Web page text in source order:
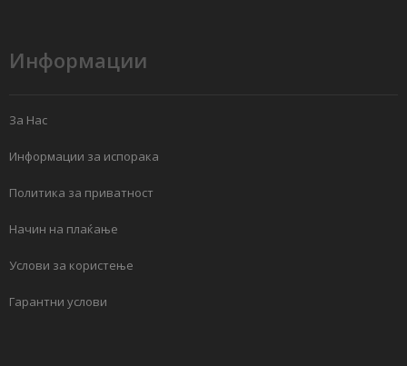
Информации
За Нас
Информации за испорака
Политика за приватност
Начин на плаќање
Услови за користење
Гарантни услови